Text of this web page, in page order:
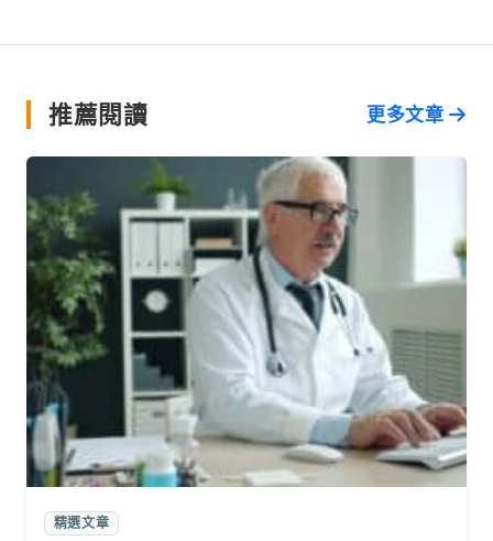
推薦閱讀 更多文章
精選文章